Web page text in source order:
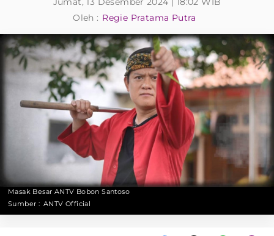
Oleh : Regie Pratama Putra
Masak Besar ANTV Bobon Santoso
Sumber : ANTV Official